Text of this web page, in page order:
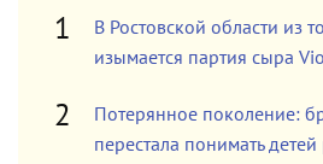
В Ростовской области из
изымается партия сыра
Потерянное поколение:
перестала понимать детей